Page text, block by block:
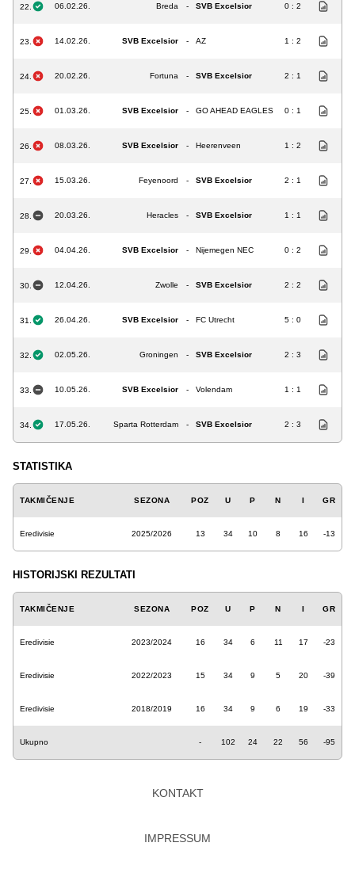
22. 06.02.26. Breda - SVB Excelsior 0 : 2
23. 14.02.26. SVB Excelsior - AZ 1 : 2
24. 20.02.26. Fortuna - SVB Excelsior 2 : 1
25. 01.03.26. SVB Excelsior - GO AHEAD EAGLES 0 : 1
26. 08.03.26. SVB Excelsior - Heerenveen 1 : 2
27. 15.03.26. Feyenoord - SVB Excelsior 2 : 1
28. 20.03.26. Heracles - SVB Excelsior 1 : 1
29. 04.04.26. SVB Excelsior - Nijemegen NEC 0 : 2
30. 12.04.26. Zwolle - SVB Excelsior 2 : 2
31. 26.04.26. SVB Excelsior - FC Utrecht 5 : 0
32. 02.05.26. Groningen - SVB Excelsior 2 : 3
33. 10.05.26. SVB Excelsior - Volendam 1 : 1
34. 17.05.26. Sparta Rotterdam - SVB Excelsior 2 : 3
STATISTIKA
TAKMIČENJE SEZONA POZ U P N I GR
Eredivisie 2025/2026 13 34 10 8 16 -13
HISTORIJSKI REZULTATI
TAKMIČENJE SEZONA POZ U P N I GR
Eredivisie 2023/2024 16 34 6 11 17 -23
Eredivisie 2022/2023 15 34 9 5 20 -39
Eredivisie 2018/2019 16 34 9 6 19 -33
Ukupno - 102 24 22 56 -95
KONTAKT
IMPRESSUM